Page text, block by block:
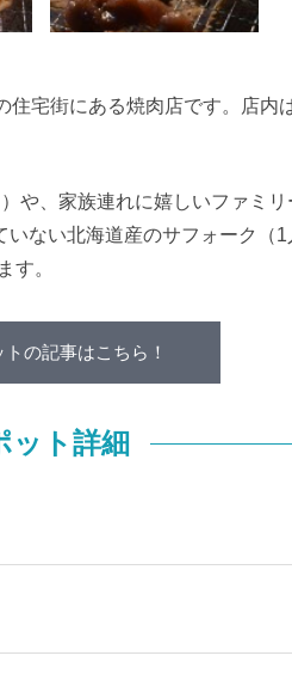
住宅街にある焼肉店です。店内
や、家族連れに嬉しいファミ
ない北海道産のサフォーク（
す。
の記事はこちら！
ット詳細